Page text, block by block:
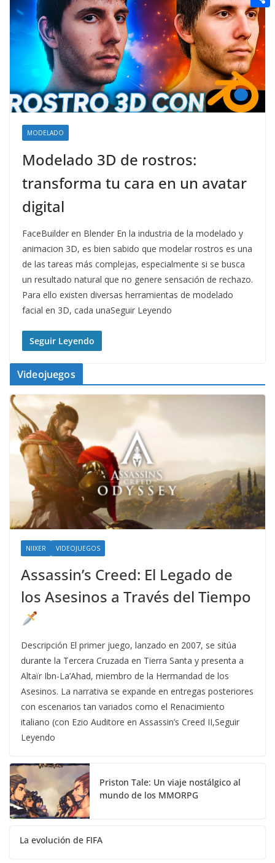
MODELADO
Modelado 3D de rostros:
transforma tu cara en un avatar
digital
FaceBuilder en Blender En la industria de la modelado y
animacion 3D, es bien sabido que modelar rostros es una
de las tareas más complejas, especialmente si se busca
un resultado natural que no genere sensación de rechazo.
Para ello existen diversas herramientas de modelado
facial en 3D, cada unaSeguir Leyendo
Seguir Leyendo
Videojuegos
NIIXER VIDEOJUEGOS
Assassin’s Creed: El Legado de
los Asesinos a Través del Tiempo
Descripción El primer juego, lanzado en 2007, se sitúa
durante la Tercera Cruzada en Tierra Santa y presenta a
Altaïr Ibn-La’Ahad, miembro de la Hermandad de los
Asesinos. La narrativa se expande en entregas posteriores
con escenarios tan variados como el Renacimiento
italiano (con Ezio Auditore en Assassin’s Creed II,Seguir
Leyendo
Priston Tale: Un viaje nostálgico al
mundo de los MMORPG
La evolución de FIFA
n
g
e
r
e
r
e
r
e
s
t
a
i
l
e
d
d
i
t
C
o
m
p
a
r